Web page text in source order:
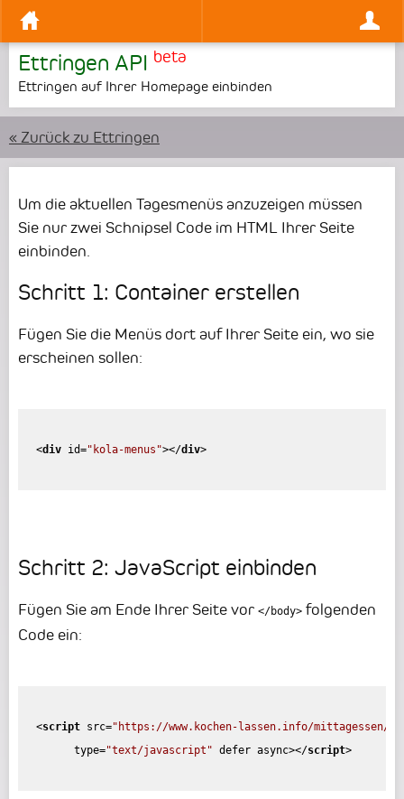
Ettringen API beta
Ettringen auf Ihrer Homepage einbinden
« Zurück zu Ettringen
Um die aktuellen Tagesmenüs anzuzeigen müssen
Sie nur zwei Schnipsel Code im HTML Ihrer Seite
einbinden.
Schritt 1: Container erstellen
Fügen Sie die Menüs dort auf Ihrer Seite ein, wo sie
erscheinen sollen:
<div id="kola-menus"></div>
Schritt 2: JavaScript einbinden
Fügen Sie am Ende Ihrer Seite vor </body> folgenden
Code ein:
<script src="https://www.kochen-lassen.info/mittagessen/
type="text/javascript" defer async></script>